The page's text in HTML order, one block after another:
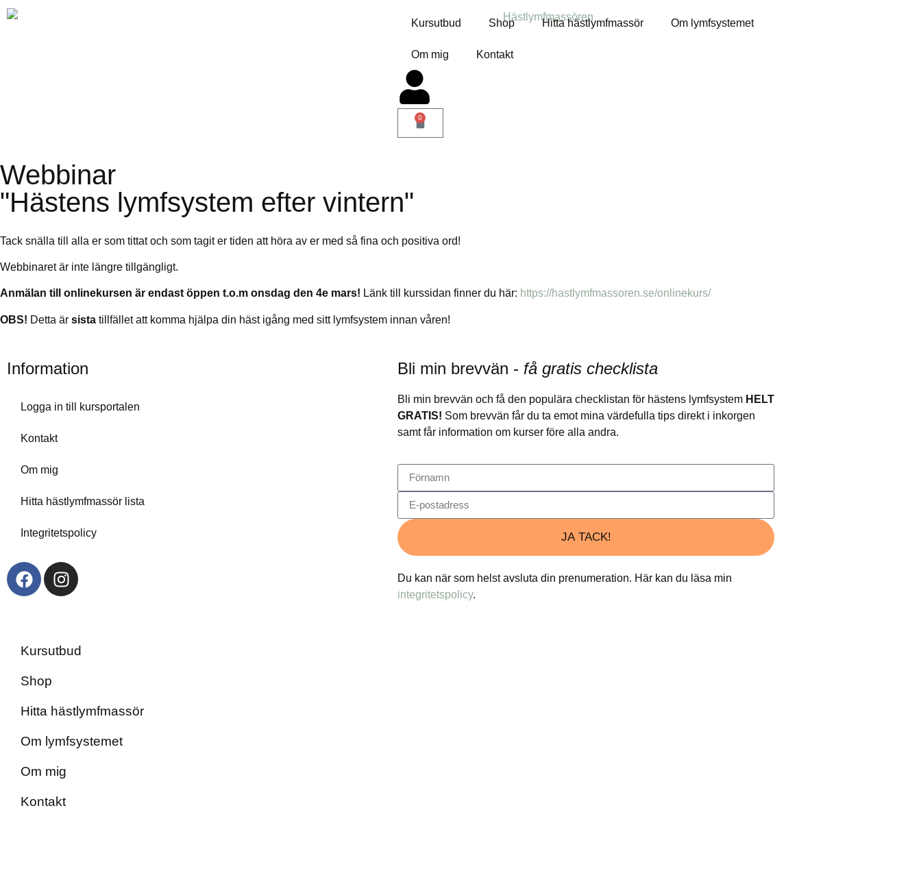
Kursutbud Shop Hitta hästlymfmassör Om lymfsystemet
Om mig Kontakt
0
Webbinar
"Hästens lymfsystem efter vintern"
Tack snälla till alla er som tittat och som tagit er tiden att höra av er med så fina och positiva ord!
Webbinaret är inte längre tillgängligt.
Anmälan till onlinekursen är endast öppen t.o.m onsdag den 4e mars! Länk till kurssidan finner du här: https://hastlymfmassoren.se/onlinekurs/
OBS! Detta är sista tillfället att komma hjälpa din häst igång med sitt lymfsystem innan våren!
Information
Logga in till kursportalen
Kontakt
Om mig
Hitta hästlymfmassör lista
Integritetspolicy
Bli min brevvän - få gratis checklista
Bli min brevvän och få den populära checklistan för hästens lymfsystem HELT
GRATIS! Som brevvän får du ta emot mina värdefulla tips direkt i inkorgen
samt får information om kurser före alla andra.
JA TACK!
Du kan när som helst avsluta din prenumeration. Här kan du läsa min
integritetspolicy.
Kursutbud
Shop
Hitta hästlymfmassör
Om lymfsystemet
Om mig
Kontakt